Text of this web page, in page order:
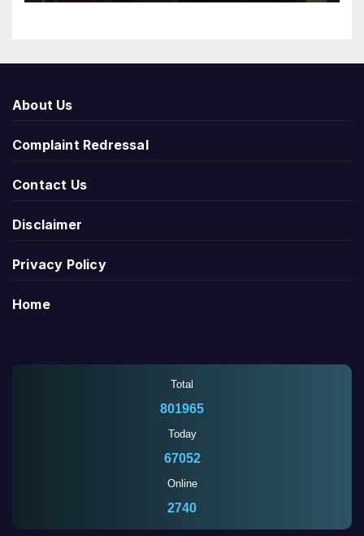
About Us
Complaint Redressal
Contact Us
Disclaimer
Privacy Policy
Home
Total
801965
Today
67052
Online
2742